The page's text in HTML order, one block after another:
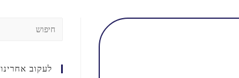
לעקוב אחרינו